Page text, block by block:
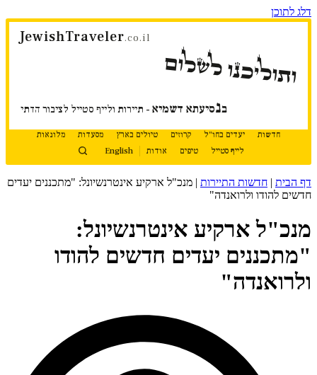
דלג לתוכן
JewishTraveler.co.il
ותוליכנו לשלום
בנסיעתא דשמיא - תיירות ולייף סטייל לציבור הדתי
חדשות יעדים בחו"ל קרוזים טיולים בארץ מסעדות
מלונאות
לייף סטייל
טיפים אודות English
דף הבית | חדשות התיירות | מנכ"ל ארקיע אינטרנשיונל: "מתכננים יעדים
חדשים להודו ולרואנדה"
מנכ"ל ארקיע אינטרנשיונל:
"מתכננים יעדים חדשים להודו
ולרואנדה"